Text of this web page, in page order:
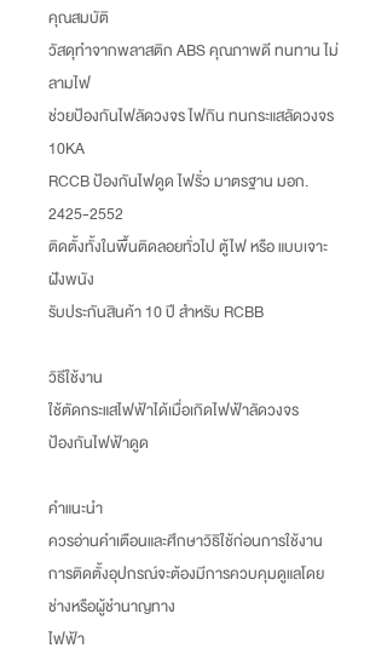
คุณสมบัติ
วัสดุทำจากพลาสติก ABS คุณภาพดี ทนทาน ไม่
ลามไฟ
ช่วยป้องกันไฟลัดวงจร ไฟกิน ทนกระแสลัดวงจร
10KA
RCCB ป้องกันไฟดูด ไฟรั่ว มาตรฐาน มอก.
2425-2552
ติดตั้งทั้งในพื้นติดลอยทั่วไป ตู้ไฟ หรือ แบบเจาะ
ฝังพนัง
รับประกันสินค้า 10 ปี สำหรับ RCBB
วิธีใช้งาน
ใช้ตัดกระแสไฟฟ้าได้เมื่อเกิดไฟฟ้าลัดวงจร
ป้องกันไฟฟ้าดูด
คำแนะนำ
ควรอ่านคำเตือนและศึกษาวิธิใช้ก่อนการใช้งาน
การติดตั้งอุปกรณ์จะต้องมีการควบคุมดูแลโดย
ช่างหรือผู้ชำนาญทาง
ไฟฟ้า